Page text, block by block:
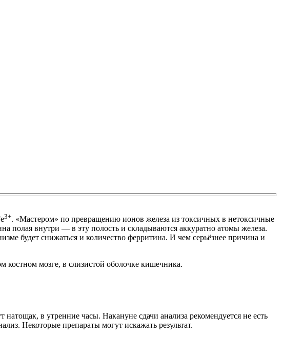
3+. «Мастером» по превращению ионов железа из токсичных в нетоксичные
полая внутри — в эту полость и складываются аккуратно атомы железа.
будет снижаться и количество ферритина. И чем серьёзнее причина и
костном мозге, в слизистой оболочке кишечника.
в утренние часы. Накануне сдачи анализа рекомендуется не есть
Некоторые препараты могут искажать результат.